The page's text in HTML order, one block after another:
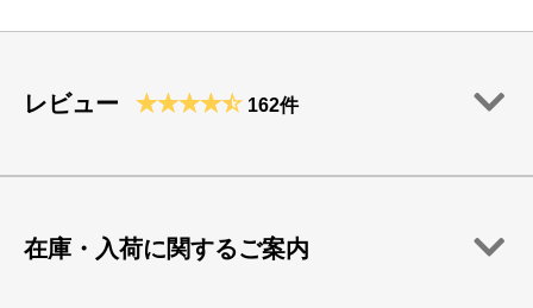
レビュー 162件
在庫・入荷に関するご案内